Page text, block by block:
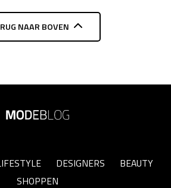
NAAR BOVEN
DESIGNERS
BEAUTY
SHOPPEN